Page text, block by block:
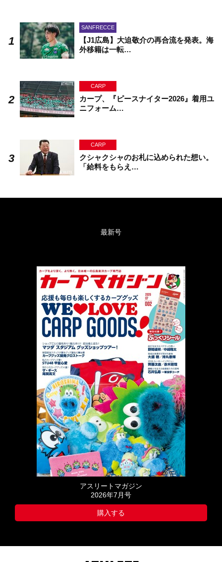
SANFRECCE
【J1広島】大迫敬介の再合流を発表。海
外移籍は一転…
CARP
カープ、『ピースナイター2026』着用ユ
ニフォーム…
CARP
クシャクシャのお札に込められた想い。
「給料をもらえ…
最新号
アスリートマガジン
2026年7月号
購入する